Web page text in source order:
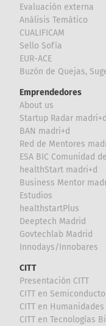
Evaluación externa
Análisis Temático
CUALIFICAM
Sello Sofía
EUR-ACE
Buzón de Quejas,
Emprendedores
About us
Startup Radar madri+d
BAN madri+d
Red de Mentores
ESA BIC Comunidad
healthStart madri+d
Business Mentor
Estudios
healthstartPlus
Deeptech Madrid
Govtechlab Madrid
Innodays/Innobares
CITT
Presentación CITT
CITT en
CITT en
CITT en Tecnologías